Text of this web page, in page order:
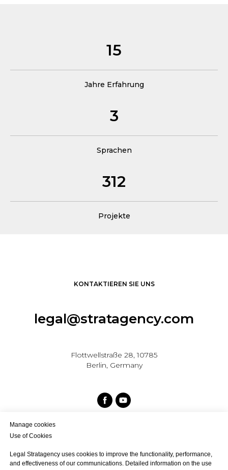
15
Jahre Erfahrung
3
Sprachen
312
Projekte
KONTAKTIEREN SIE UNS
legal@stratagency.com
Flottwellstraße 28, 10785
Berlin, Germany
Manage cookies
Use of Cookies
Legal Stratagency uses cookies to improve the functionality, performance,
and effectiveness of our communications. Detailed information on the use